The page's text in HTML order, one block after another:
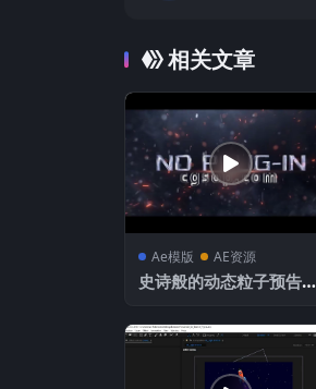
相关文章
Ae模版 AE资源
史诗般的动态粒子预告片